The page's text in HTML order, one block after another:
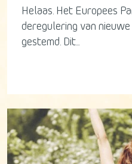
Helaas. Het Europees
deregulering van nieuwe
gestemd. Dit...